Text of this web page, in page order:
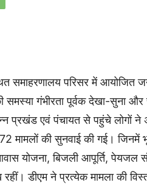
समाहरणालय परिसर में आयोजित
गंभीरता पूर्वक देखा-सुना और
प्रखंड एवं पंचायत से पहुंचे लोगों
की सुनवाई की गई। जिनमें
योजना, बिजली आपूर्ति,
डीएम ने प्रत्येक मामला की